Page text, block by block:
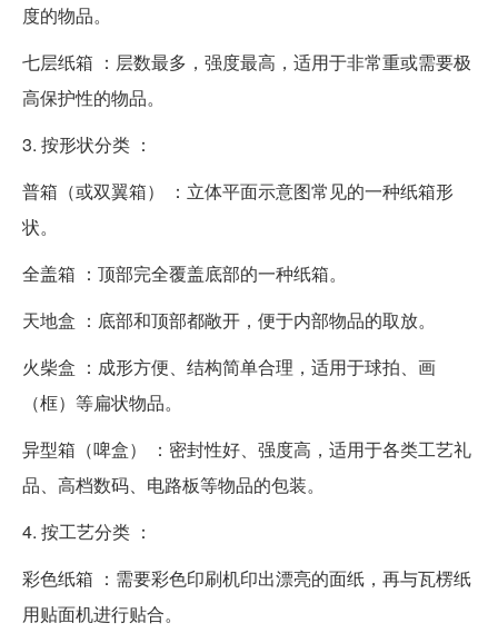
度的物品。
七层纸箱 ：层数最多，强度最高，适用于非常重或需要极
高保护性的物品。
3. 按形状分类 ：
普箱（或双翼箱） ：立体平面示意图常见的一种纸箱形
状。
全盖箱 ：顶部完全覆盖底部的一种纸箱。
天地盒 ：底部和顶部都敞开，便于内部物品的取放。
火柴盒 ：成形方便、结构简单合理，适用于球拍、画
（框）等扁状物品。
异型箱（啤盒） ：密封性好、强度高，适用于各类工艺礼
品、高档数码、电路板等物品的包装。
4. 按工艺分类 ：
彩色纸箱 ：需要彩色印刷机印出漂亮的面纸，再与瓦楞纸
用贴面机进行贴合。